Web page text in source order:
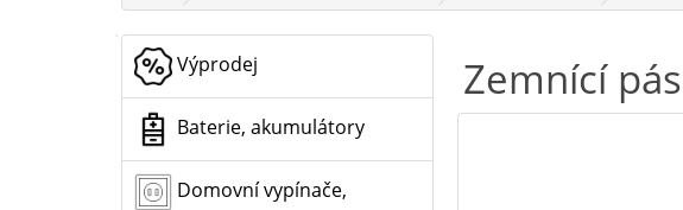
Výprodej
Baterie, akumulátory
Domovní vypínače,
Zemnící